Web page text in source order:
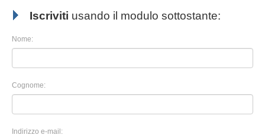
Iscriviti usando il modulo sottostante:
Nome:
Cognome:
Indirizzo e-mail: